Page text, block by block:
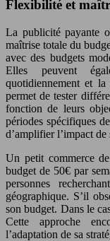
Flexibilité et
La publicité payante
maîtrise totale du
avec des budgets
Elles peuvent
quotidiennement et
permet de tester
fonction de leurs
périodes spécifiques
d’amplifier l’impact de
Un petit commerce
budget de 50€ par
personnes
géographique. S’il
son budget. Dans le
Cette approche
l’adaptation de sa